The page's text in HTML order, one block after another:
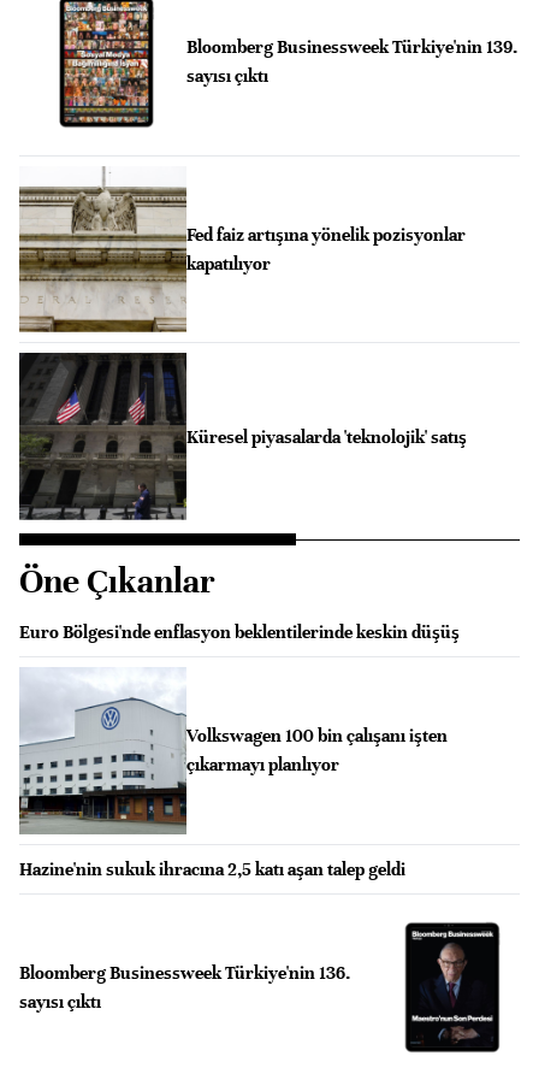
Bloomberg Businessweek Türkiye'nin 139.
sayısı çıktı
Fed faiz artışına yönelik pozisyonlar
kapatılıyor
Küresel piyasalarda 'teknolojik' satış
Öne Çıkanlar
Euro Bölgesi'nde enflasyon beklentilerinde keskin düşüş
Volkswagen 100 bin çalışanı işten
çıkarmayı planlıyor
Hazine'nin sukuk ihracına 2,5 katı aşan talep geldi
Bloomberg Businessweek Türkiye'nin 136.
sayısı çıktı